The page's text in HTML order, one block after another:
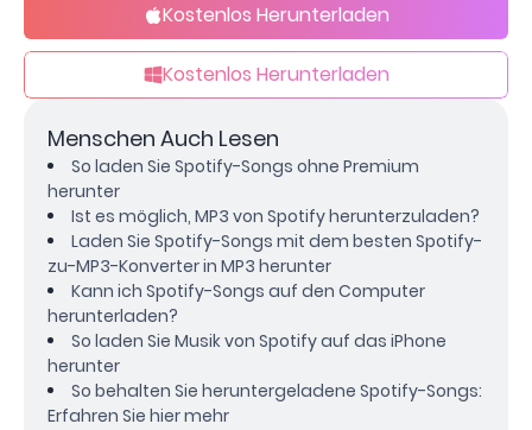
Kostenlos Herunterladen
Kostenlos Herunterladen
Menschen Auch Lesen
So laden Sie Spotify-Songs ohne Premium
herunter
Ist es möglich, MP3 von Spotify herunterzuladen?
Laden Sie Spotify-Songs mit dem besten Spotify-
zu-MP3-Konverter in MP3 herunter
Kann ich Spotify-Songs auf den Computer
herunterladen?
So laden Sie Musik von Spotify auf das iPhone
herunter
So behalten Sie heruntergeladene Spotify-Songs:
Erfahren Sie hier mehr